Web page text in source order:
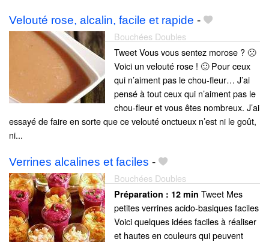
Velouté rose, alcalin, facile et rapide -
Bouchées Doubles
Tweet Vous vous sentez morose ? 🙁
Voici un velouté rose ! 🙂 Pour ceux
qui n’aiment pas le chou-fleur… J’ai
pensé à tout ceux qui n’aiment pas le
chou-fleur et vous êtes nombreux. J’ai
essayé de faire en sorte que ce velouté onctueux n’est ni le goût,
ni...
Verrines alcalines et faciles -
Bouchées Doubles
Préparation : 12 min Tweet Mes
petites verrines acido-basiques faciles
Voici quelques idées faciles à réaliser
et hautes en couleurs qui peuvent